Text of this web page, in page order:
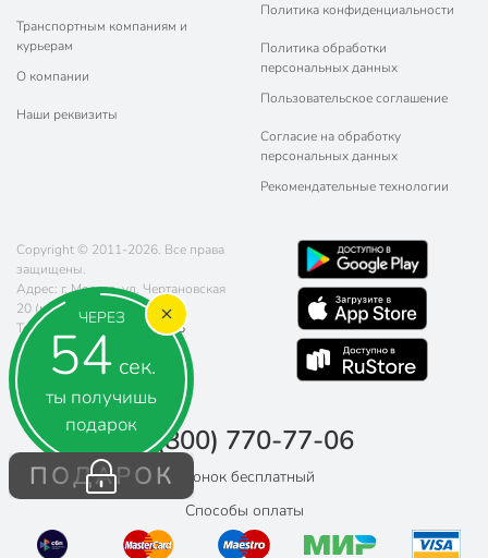
ЧЕРЕЗ
54 сек.
ты получишь
подарок
ПОДАРОК
Транспортным компаниям и
курьерам
О компании
Наши реквизиты
Политика конфиденциальности
Политика обработки
персональных данных
Пользовательское соглашение
Согласие на обработку
персональных данных
Рекомендательные технологии
Copyright © 2011-2026. Все права
защищены.
Адрес: г. Москва, ул. Чертановская
20 (метро Южная)
Телефон:
8 (800) 770-77-06
Почта:sales@poryadok.ru
8 (800) 770-77-06
Звонок бесплатный
Способы оплаты